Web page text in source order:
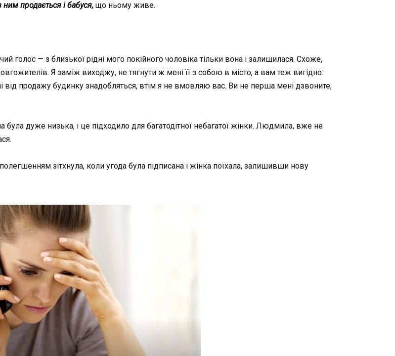
продається і бабуся, що ньому живе.
голос — з близької рідні мого покійного чоловіка тільки вона і залишилася. Схоже,
Я заміж виходжу, не тягнути ж мені її з собою в місто, а вам теж вигідно:
продажу будинку знадобляться, втім я не вмовляю вас. Ви не перша мені дзвоните,
була дуже низька, і це підходило для багатодітної небагатої жінки. Людмила, вже не
зітхнула, коли угода була підписана і жінка поїхала, залишивши нову